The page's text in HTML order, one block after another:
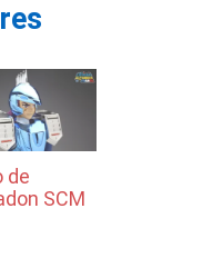
de
SCM